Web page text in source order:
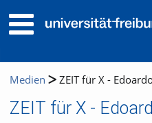
Medien ZEIT für X -